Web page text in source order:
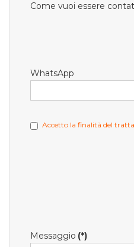
Come vuoi essere
WhatsApp
Accetto la finalità del
Messaggio (*)